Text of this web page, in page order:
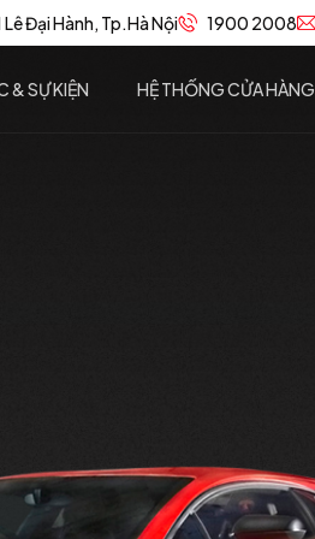
Lê Đại Hành, Tp.Hà Nội 1900 2008
& SỰ KIỆN HỆ THỐNG CỬA HÀNG